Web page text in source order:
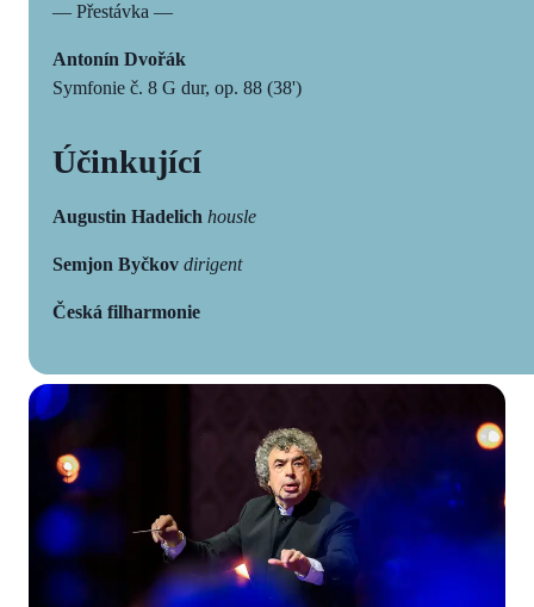
— Přestávka —
Antonín Dvořák
Symfonie č. 8 G dur, op. 88 (38')
Účinkující
Augustin Hadelich housle
Semjon Byčkov dirigent
Česká filharmonie